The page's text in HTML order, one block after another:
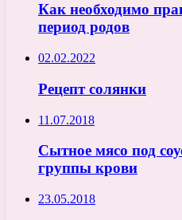
Как необходимо
период родов
02.02.2022
Рецепт солянки
11.07.2018
Сытное мясо под
группы крови
23.05.2018